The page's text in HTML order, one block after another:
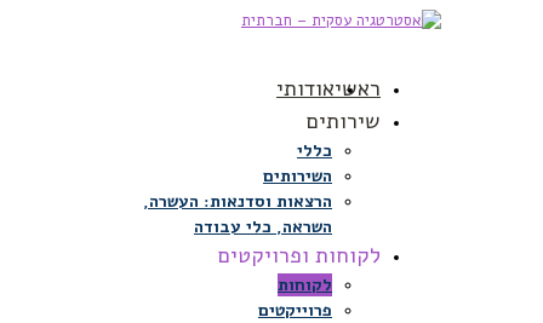
ראשיאודותי
שירותים
כללי
השירותים
הרצאות וסדנאות: העשרה,
השראה, כלי עבודה
לקוחות ופרויקטים
לקוחות
פרוייקטים